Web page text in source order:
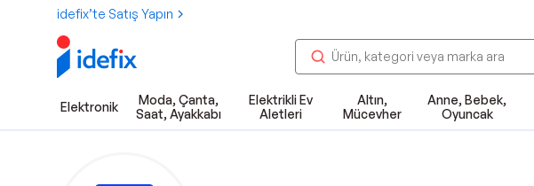
idefix’te Satış Yapın
Elektronik
Moda, Çanta,
Saat, Ayakkabı
Elektrikli Ev
Aletleri
Altın,
Mücevher
Anne, Bebek,
Oyuncak